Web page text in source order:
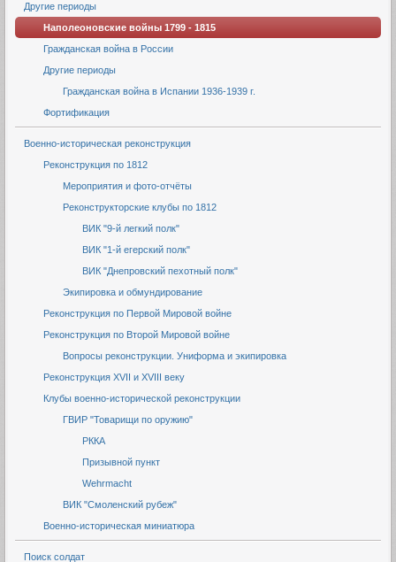
Другие периоды
Наполеоновские войны 1799 - 1815
Гражданская война в России
Другие периоды
Гражданская война в Испании 1936-1939 г.
Фортификация
Военно-историческая реконструкция
Реконструкция по 1812
Мероприятия и фото-отчёты
Реконструкторские клубы по 1812
ВИК "9-й легкий полк"
ВИК "1-й егерский полк"
ВИК "Днепровский пехотный полк"
Экипировка и обмундирование
Реконструкция по Первой Мировой войне
Реконструкция по Второй Мировой войне
Вопросы реконструкции. Униформа и экипировка
Реконструкция XVII и XVIII веку
Клубы военно-исторической реконструкции
ГВИР "Товарищи по оружию"
РККА
Призывной пункт
Wehrmacht
ВИК "Смоленский рубеж"
Военно-историческая миниатюра
Поиск солдат